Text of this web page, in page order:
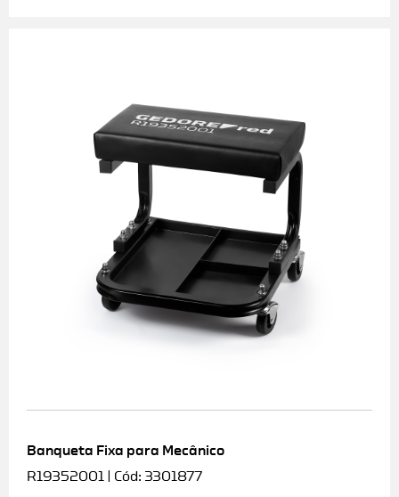
Banqueta Fixa para Mecânico
R19352001 | Cód: 3301877